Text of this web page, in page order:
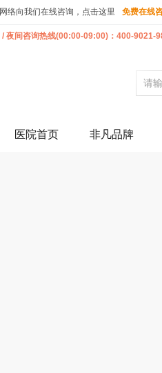
络向我们在线咨询，点击这里 免费在线
夜间咨询热线(00:00-09:00)：400-9021-
医院首页 非凡品牌